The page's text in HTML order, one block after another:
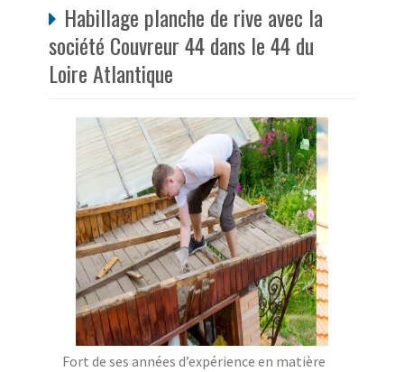
Habillage planche de rive avec la
société Couvreur 44 dans le 44 du
Loire Atlantique
Fort de ses années d’expérience en matière